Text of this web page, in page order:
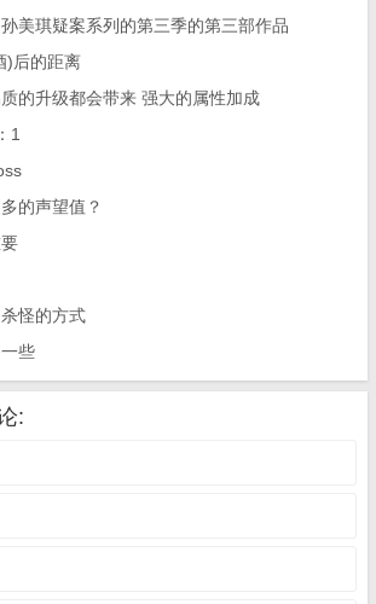
美琪疑案系列的第三季的第三部作品
)后的距离
的升级都会带来 强大的属性加成
1
的声望值？
怪的方式
些
: